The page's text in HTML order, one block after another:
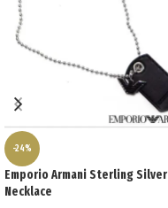
-24%
Emporio Armani Sterling Silver
Necklace